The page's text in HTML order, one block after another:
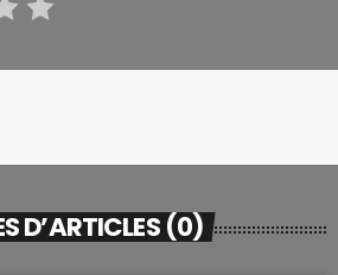
D’ARTICLES (0)